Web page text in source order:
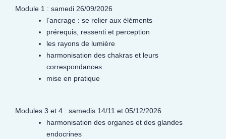
Module 1 : samedi 26/09/2026
l’ancrage : se relier aux éléments
prérequis, ressenti et perception
les rayons de lumière
harmonisation des chakras et leurs
correspondances
mise en pratique
Modules 3 et 4 : samedis 14/11 et 05/12/2026
harmonisation des organes et des glandes
endocrines